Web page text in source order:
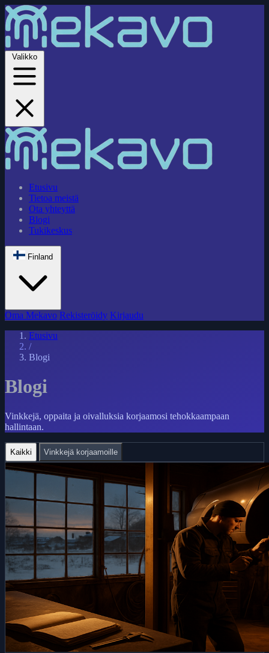
Valikko
Etusivu
Tietoa meistä
Ota yhteyttä
Blogi
Tukikeskus
Finland
Oma Mekavo Rekisteröidy Kirjaudu
Etusivu
/
Blogi
Blogi
Vinkkejä, oppaita ja oivalluksia korjaamosi tehokkaampaan
hallintaan.
Kaikki Vinkkejä korjaamoille